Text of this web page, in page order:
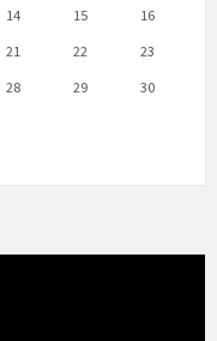
14 15
16
21 22
23
28 29
30